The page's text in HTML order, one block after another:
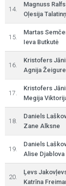
14.
Magnuss
Oļesija
15.
Martas
Ieva Butkutė
16.
Kristofers
Agnija Žeigure
17.
Kristofers
Megija
18.
Daniels
Zane Alksne
19.
Daniels
Alise Djablova
20.
Ļevs
Katrīna